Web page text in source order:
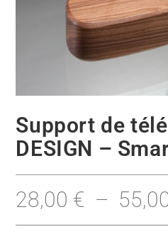
Support de
DESIGN –
28,00 € –